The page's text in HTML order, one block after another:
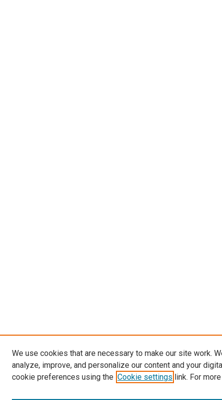
We use cookies that are necessary to make our site work.
analyze, improve, and personalize our content and your
cookie preferences using the Cookie settings link. For